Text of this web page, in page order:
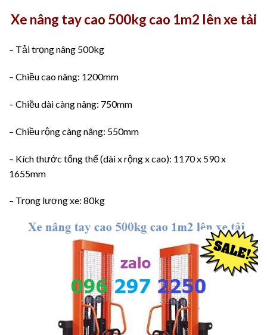
Xe nâng tay cao 500kg cao 1m2 lên xe tải
– Tải trọng nâng 500kg
– Chiều cao nâng: 1200mm
– Chiều dài càng nâng: 750mm
– Chiều rộng càng nâng: 550mm
– Kích thước tổng thể (dài x rộng x cao): 1170 x 590 x
1655mm
– Trọng lượng xe: 80kg